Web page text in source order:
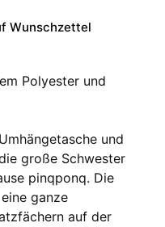
Wunschzettel
Polyester und
und
große Schwester
pinqponq. Die
ganze
auf der